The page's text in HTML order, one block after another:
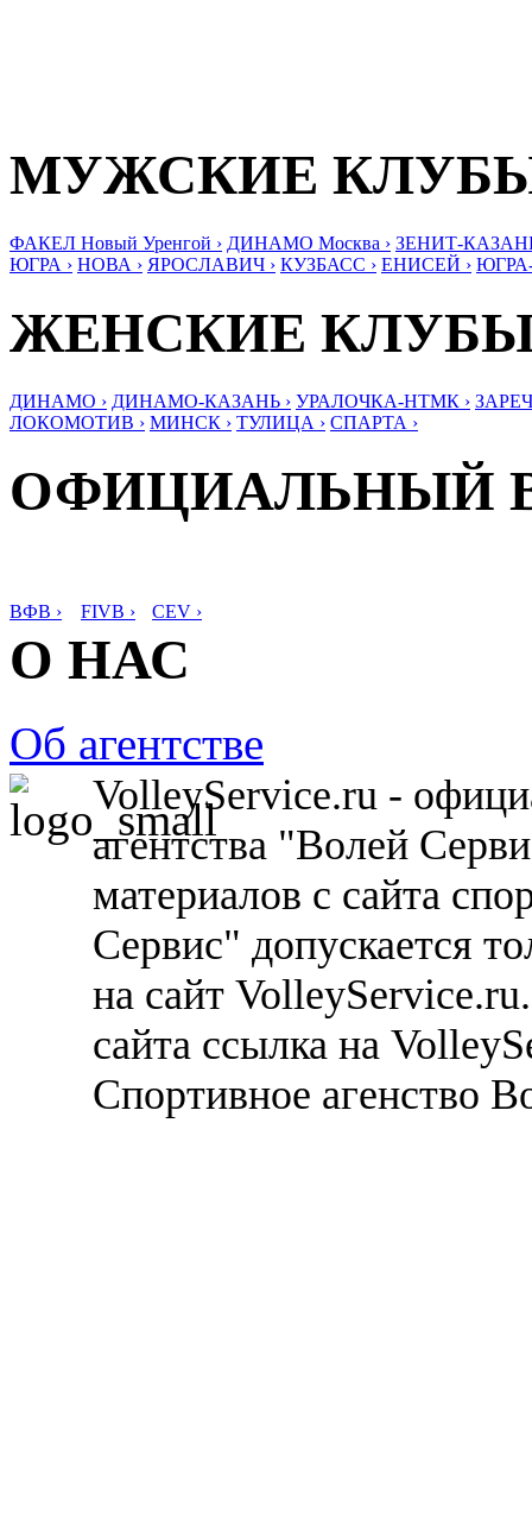
МУЖСКИЕ
ФАКЕЛ Новый Уренгой › ДИНАМО Москва › ЗЕНИТ-
ЮГРА › НОВА › ЯРОСЛАВИЧ › КУЗБАСС › ЕНИСЕЙ ›
ЖЕНСКИЕ
ДИНАМО › ДИНАМО-КАЗАНЬ › УРАЛОЧКА-НТМК ›
ЛОКОМОТИВ › МИНСК › ТУЛИЦА › СПАРТА ›
ОФИЦИАЛЬНЫЙ
ВФВ › FIVB › CEV ›
О НАС
Об агентстве
VolleyService.ru -
агентства "Волей
материалов с сайта
Сервис" допускается
на сайт
сайта ссылка на
Спортивное агенство